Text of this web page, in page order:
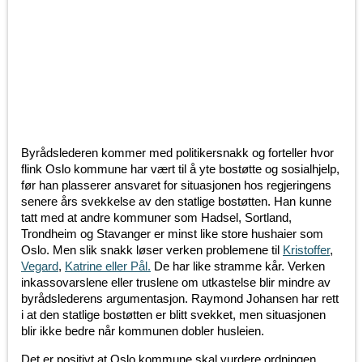
Byrådslederen kommer med politikersnakk og forteller hvor
flink Oslo kommune har vært til å yte bostøtte og sosialhjelp,
før han plasserer ansvaret for situasjonen hos regjeringens
senere års svekkelse av den statlige bostøtten. Han kunne
tatt med at andre kommuner som Hadsel, Sortland,
Trondheim og Stavanger er minst like store hushaier som
Oslo. Men slik snakk løser verken problemene til Kristoffer,
Vegard, Katrine eller Pål. De har like stramme kår. Verken
inkassovarslene eller truslene om utkastelse blir mindre av
byrådslederens argumentasjon. Raymond Johansen har rett
i at den statlige bostøtten er blitt svekket, men situasjonen
blir ikke bedre når kommunen dobler husleien.
Det er positivt at Oslo kommune skal vurdere ordningen